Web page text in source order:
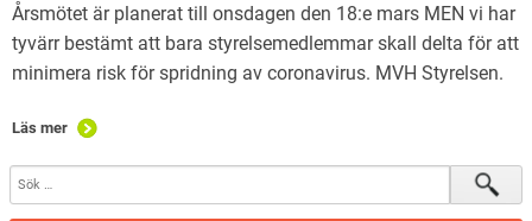
Årsmötet är planerat till onsdagen den 18:e mars MEN vi har
tyvärr bestämt att bara styrelsemedlemmar skall delta för att
minimera risk för spridning av coronavirus. MVH Styrelsen.
Läs mer